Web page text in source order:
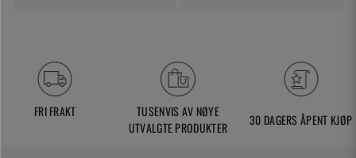
FRI FRAKT
TUSENVIS AV NØYE
UTVALGTE PRODUKTER
30 DAGERS ÅPENT KJØP